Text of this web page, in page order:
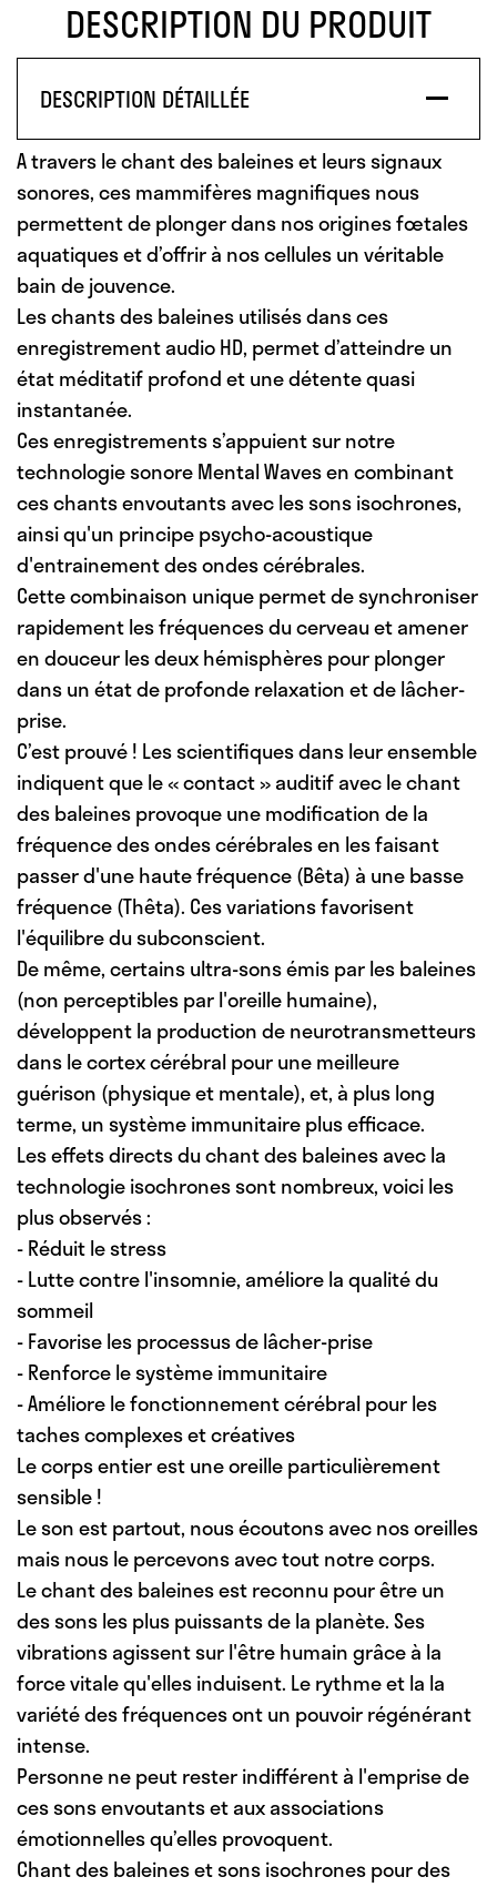
thérapeutiques
DESCRIPTION DU PRODUIT
DESCRIPTION DÉTAILLÉE
A traversle chant des baleineset leurs signaux
sonores, ces mammifères magnifiques nous
permettent de plonger dans nos origines fœtales
aquatiques et d’offrir à nos cellules un véritable
bain de jouvence.
Les chants des baleines utilisés dans ces
enregistrement audio HD, permet d’atteindre un
état méditatif profond et une détente quasi
instantanée.
Ces enregistrements s’appuient sur notre
technologie sonore Mental Waves en combinant
ces chants envoutants avec les sons isochrones,
ainsi qu'un principe psycho-acoustique
d'entrainement des ondes cérébrales.
Cette combinaison unique permet de synchroniser
rapidement les fréquences du cerveau et amener
en douceur les deux hémisphères pour plonger
dans un état deprofonde relaxation et de lâcher-
prise.
C’est prouvé ! Les scientifiques dans leur ensemble
indiquent quele « contact » auditif avec le chant
des baleines provoque une modification de la
fréquence des ondes cérébralesen les faisant
passer d'une haute fréquence (Bêta) à une basse
fréquence (Thêta). Ces variations favorisent
l'équilibre du subconscient.
De même, certains ultra-sons émis par les baleines
(non perceptibles par l'oreille humaine),
développent la production de neurotransmetteurs
dans le cortex cérébral pourune meilleure
guérison (physique et mentale), et, à plus long
terme, un système immunitaire plus efficace.
Les effets directs du chant des baleines avec la
technologie isochrones sont nombreux, voici les
plus observés :
- Réduit le stress
- Lutte contre l'insomnie, améliore la qualité du
sommeil
- Favorise les processus de lâcher-prise
- Renforce le système immunitaire
- Améliore le fonctionnement cérébral pour les
taches complexes et créatives
Le corps entier est une oreille particulièrement
sensible !
Le son est partout, nous écoutons avec nos oreilles
mais nous le percevons avec tout notre corps.
Le chant des baleines est reconnu pour être un
des sons les plus puissants de la planète. Ses
vibrations agissent sur l'être humain grâce à la
force vitale qu'elles induisent. Le rythme et la la
variété des fréquences ont un pouvoir régénérant
intense.
Personne ne peut rester indifférent à l'emprise de
ces sons envoutants et aux associations
émotionnelles qu’elles provoquent.
Chant des baleines et sons isochrones pour des